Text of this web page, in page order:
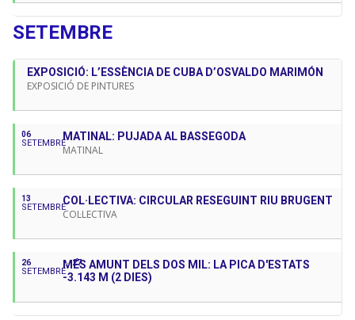
SETEMBRE
EXPOSICIÓ: L’ESSÈNCIA DE CUBA D’OSVALDO MARIMÓN
EXPOSICIÓ DE PINTURES
06
SETEMBRE
MATINAL: PUJADA AL BASSEGODA
MATINAL
13
SETEMBRE
COL·LECTIVA: CIRCULAR RESEGUINT RIU BRUGENT
COL·LECTIVA
26
SETEMBRE
27
MÉS AMUNT DELS DOS MIL: LA PICA D'ESTATS
-3.143 M (2 DIES)